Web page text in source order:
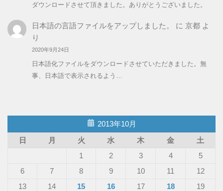
ダウンロードさせて頂きました。ありがとうございました。
日本語の言語ファイルをアップしました。 に 京都よ
り
2020年9月24日
日本語化ファイルをダウンロードさせていただきました。無
事、日本語で表示されるよう…
2013年10月
日
月 火 水 木 金
土
1
2 3 4
5
6
7 8 9 10 11
12
13
14 15 16 17 18
19